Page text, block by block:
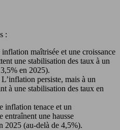
:
maîtrisée et une croissance
une stabilisation des taux à un
en 2025).
L’inflation persiste, mais à un
à une stabilisation des taux en
inflation tenace et un
entraînent une hausse
2025 (au-delà de 4,5%).